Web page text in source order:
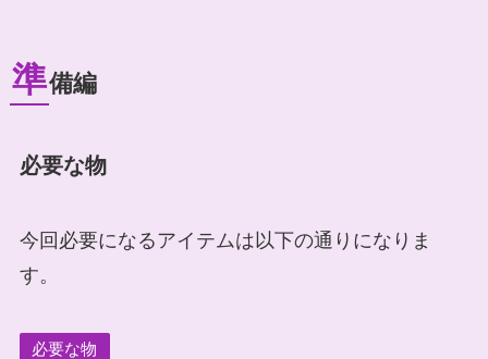
準備編
必要な物
今回必要になるアイテムは以下の通りになりま
す。
必要な物